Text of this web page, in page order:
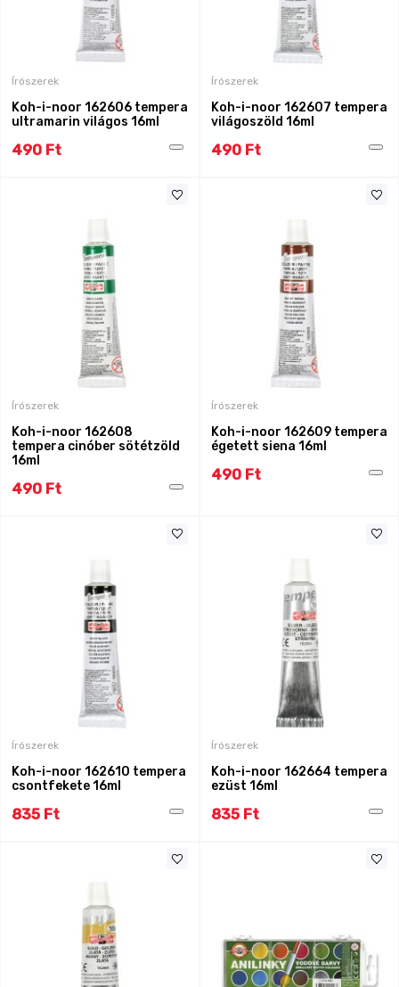
Írószerek
Koh-i-noor 162606 tempera
ultramarin világos 16ml
490 Ft
Írószerek
Koh-i-noor 162607 tempera
világoszöld 16ml
490 Ft
Írószerek
Koh-i-noor 162608
tempera cinóber sötétzöld
16ml
490 Ft
Írószerek
Koh-i-noor 162609 tempera
égetett siena 16ml
490 Ft
Írószerek
Koh-i-noor 162610 tempera
csontfekete 16ml
835 Ft
Írószerek
Koh-i-noor 162664 tempera
ezüst 16ml
835 Ft